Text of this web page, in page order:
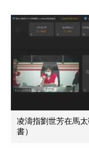
凌濤指劉世芳在馬
書）